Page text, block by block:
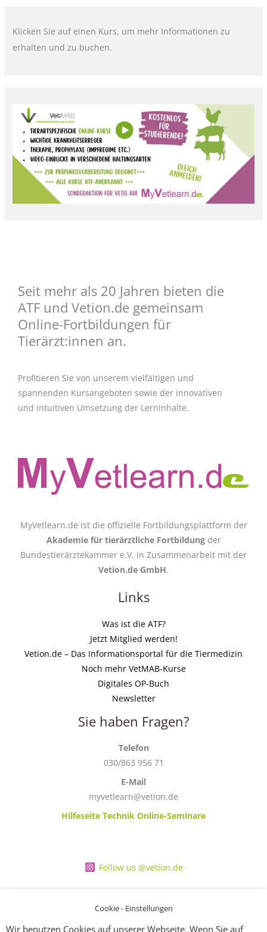
Klicken Sie auf einen Kurs, um mehr Informationen zu
erhalten und zu buchen.
Seit mehr als 20 Jahren bieten die
ATF und Vetion.de gemeinsam
Online-Fortbildungen für
Tierärzt:innen an.
Profitieren Sie von unserem vielfältigen und
spannenden Kursangeboten sowie der innovativen
und intuitiven Umsetzung der Lerninhalte.
MyVetlearn.de ist die offizielle Fortbildungsplattform der
Akademie für tierärztliche Fortbildungder
Bundestierärztekammer e.V. in Zusammenarbeit mit der
Vetion.de GmbH.
Links
Was ist die ATF?
Jetzt Mitglied werden!
Vetion.de – Das Informationsportal für die Tiermedizin
Noch mehr VetMAB-Kurse
Digitales OP-Buch
Newsletter
Sie haben Fragen?
Telefon
030/863 956 71
E-Mail
myvetlearn@vetion.de
Hilfeseite Technik Online-Seminare
Follow us @vetion.de
Cookie - Einstellungen
Wir benutzen Cookies auf unserer Webseite. Wenn Sie auf